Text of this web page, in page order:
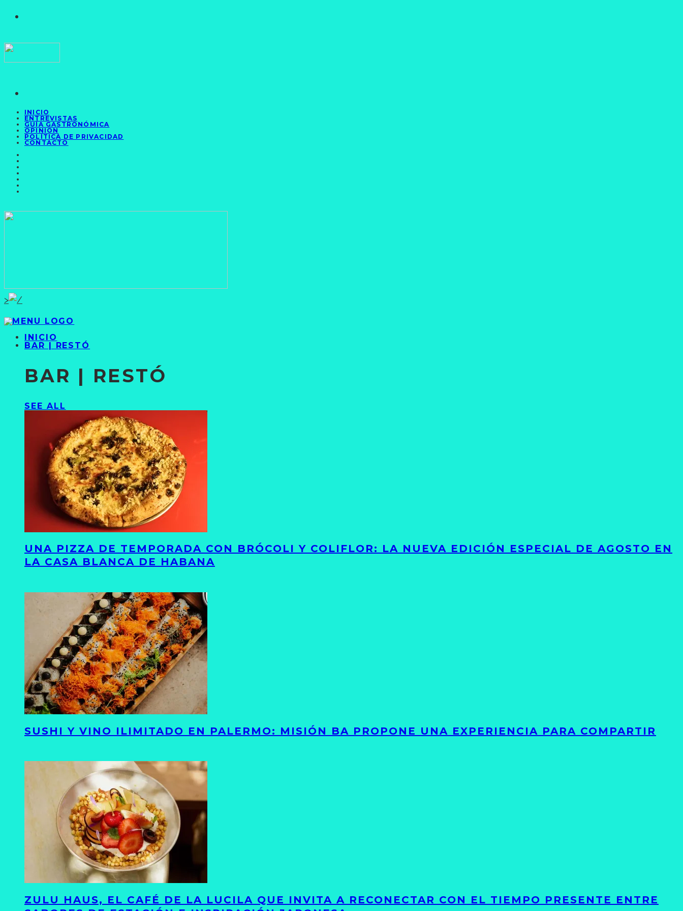
INICIO
ENTREVISTAS
GUÍA GASTRONÓMICA
OPINIÓN
POLÍTICA DE PRIVACIDAD
CONTACTO
>
INICIO
BAR | RESTÓ
BAR | RESTÓ
SEE ALL
UNA PIZZA DE TEMPORADA CON BRÓCOLI Y COLIFLOR: LA NUEVA EDICIÓN ESPECIAL DE AGOSTO EN
LA CASA BLANCA DE HABANA
SUSHI Y VINO ILIMITADO EN PALERMO: MISIÓN BA PROPONE UNA EXPERIENCIA PARA COMPARTIR
ZULU HAUS, EL CAFÉ DE LA LUCILA QUE INVITA A RECONECTAR CON EL TIEMPO PRESENTE ENTRE